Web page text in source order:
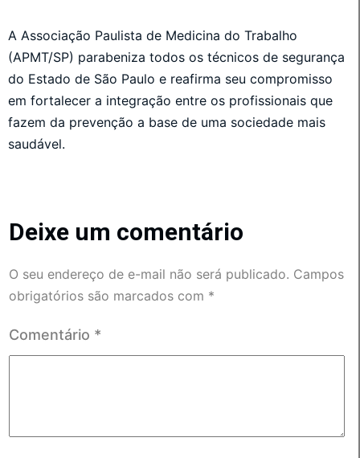
A Associação Paulista de Medicina do Trabalho
(APMT/SP) parabeniza todos os técnicos de segurança
do Estado de São Paulo e reafirma seu compromisso
em fortalecer a integração entre os profissionais que
fazem da prevenção a base de uma sociedade mais
saudável.
Deixe um comentário
O seu endereço de e-mail não será publicado. Campos
obrigatórios são marcados com *
Comentário *